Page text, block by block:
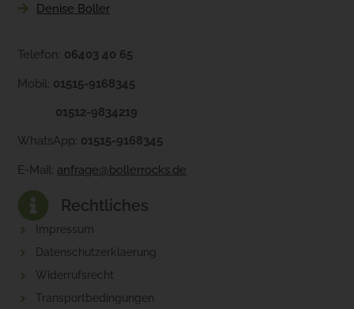
Denise Boller
Telefon: 06403 40 65
Mobil: 01515-9168345
01512-9834219
WhatsApp: 01515-9168345
E-Mail: anfrage@bollerrocks.de
Rechtliches
Impressum
Datenschutzerklaerung
Widerrufsrecht
Transportbedingungen